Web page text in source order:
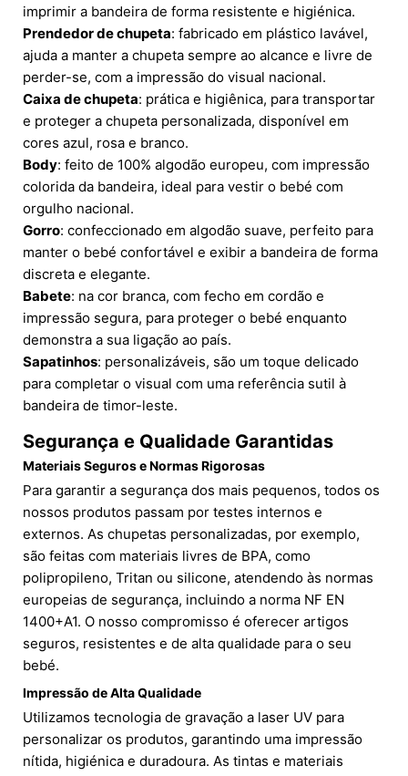
imprimir a bandeira de forma resistente e higiénica.
Prendedor de chupeta: fabricado em plástico lavável,
ajuda a manter a chupeta sempre ao alcance e livre de
perder-se, com a impressão do visual nacional.
Caixa de chupeta: prática e higiênica, para transportar
e proteger a chupeta personalizada, disponível em
cores azul, rosa e branco.
Body: feito de 100% algodão europeu, com impressão
colorida da bandeira, ideal para vestir o bebé com
orgulho nacional.
Gorro: confeccionado em algodão suave, perfeito para
manter o bebé confortável e exibir a bandeira de forma
discreta e elegante.
Babete: na cor branca, com fecho em cordão e
impressão segura, para proteger o bebé enquanto
demonstra a sua ligação ao país.
Sapatinhos: personalizáveis, são um toque delicado
para completar o visual com uma referência sutil à
bandeira de timor-leste.
Segurança e Qualidade Garantidas
Materiais Seguros e Normas Rigorosas
Para garantir a segurança dos mais pequenos, todos os
nossos produtos passam por testes internos e
externos. As chupetas personalizadas, por exemplo,
são feitas com materiais livres de BPA, como
polipropileno, Tritan ou silicone, atendendo às normas
europeias de segurança, incluindo a norma NF EN
1400+A1. O nosso compromisso é oferecer artigos
seguros, resistentes e de alta qualidade para o seu
bebé.
Impressão de Alta Qualidade
Utilizamos tecnologia de gravação a laser UV para
personalizar os produtos, garantindo uma impressão
nítida, higiénica e duradoura. As tintas e materiais